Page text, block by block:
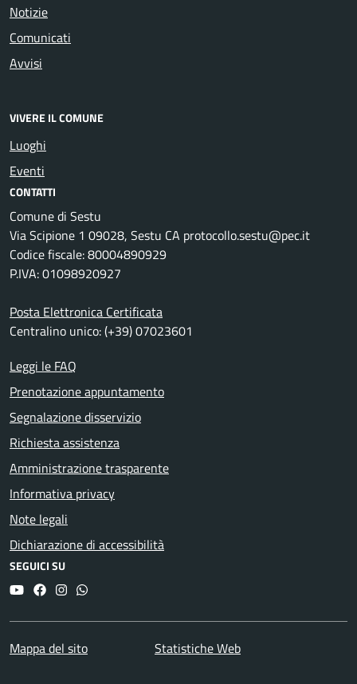
Notizie
Comunicati
Avvisi
VIVERE IL COMUNE
Luoghi
Eventi
CONTATTI
Comune di Sestu
Via Scipione 1 09028, Sestu CA protocollo.sestu@pec.it
Codice fiscale: 80004890929
P.IVA: 01098920927
Posta Elettronica Certificata
Centralino unico: (+39) 07023601
Leggi le FAQ
Prenotazione appuntamento
Segnalazione disservizio
Richiesta assistenza
Amministrazione trasparente
Informativa privacy
Note legali
Dichiarazione di accessibilità
SEGUICI SU
YouTubeFacebookInstagram
Whatsapp
Mappa del sito Statistiche Web